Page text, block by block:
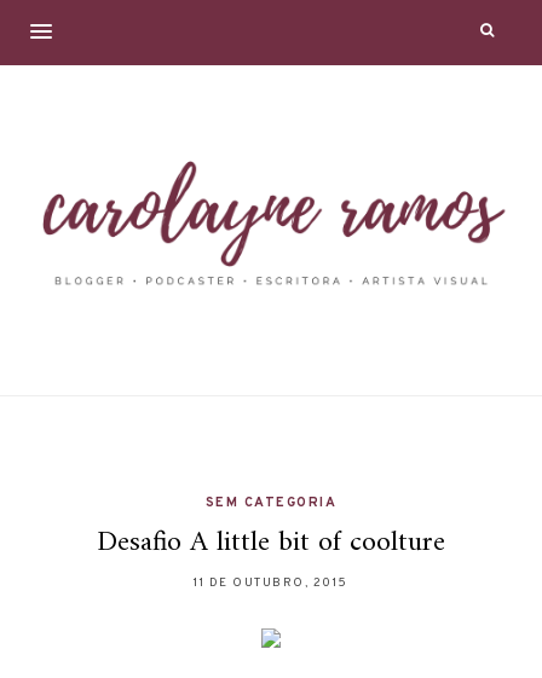
SEM CATEGORIA
Desafio A little bit of coolture
11 DE OUTUBRO, 2015